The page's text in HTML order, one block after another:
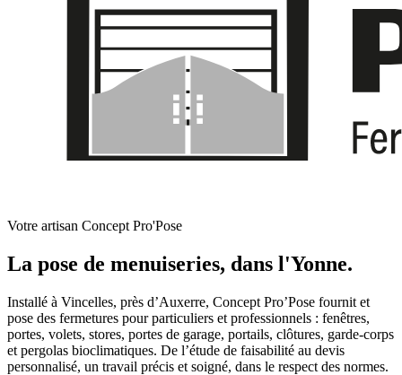
Votre artisan Concept Pro'Pose
La pose de menuiseries, dans l'Yonne.
Installé à Vincelles, près d’Auxerre, Concept Pro’Pose fournit et
pose des fermetures pour particuliers et professionnels : fenêtres,
portes, volets, stores, portes de garage, portails, clôtures, garde-corps
et pergolas bioclimatiques. De l’étude de faisabilité au devis
personnalisé, un travail précis et soigné, dans le respect des normes.